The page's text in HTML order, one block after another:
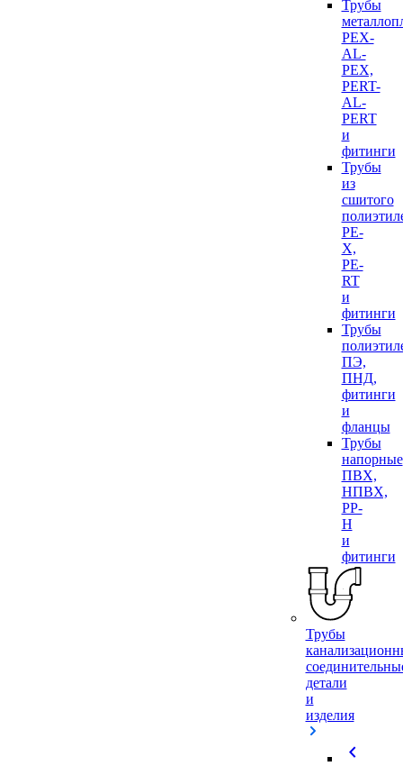
Трубы
PEX-
AL-
PEX,
PERT-
AL-
PERT
и
фитинги
Трубы
из
сшитого
PE-
X,
PE-
RT
и
фитинги
Трубы
ПЭ,
ПНД,
фитинги
и
фланцы
Трубы
напорные
ПВХ,
НПВХ,
PP-
H
и
фитинги
Трубы
детали
и
изделия
chevron_left